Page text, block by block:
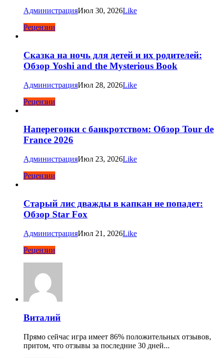
АдминистрацияИюл 30, 2026Like
Рецензии
Сказка на ночь для детей и их родителей:
Обзор Yoshi and the Mysterious Book
АдминистрацияИюл 28, 2026Like
Рецензии
Наперегонки с банкротством: Обзор Tour de
France 2026
АдминистрацияИюл 23, 2026Like
Рецензии
Старый лис дважды в капкан не попадет:
Обзор Star Fox
АдминистрацияИюл 21, 2026Like
Рецензии
Виталий
Прямо сейчас игра имеет 86% положительных отзывов,
притом, что отзывы за последние 30 дней...